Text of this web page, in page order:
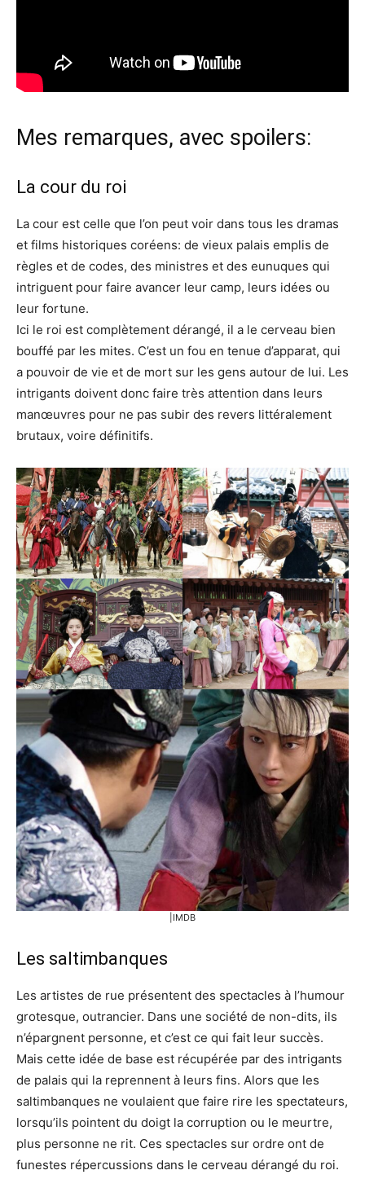
Mes remarques, avec spoilers:
La cour du roi
La cour est celle que l’on peut voir dans tous les dramas
et films historiques coréens: de vieux palais emplis de
règles et de codes, des ministres et des eunuques qui
intriguent pour faire avancer leur camp, leurs idées ou
leur fortune.
Ici le roi est complètement dérangé, il a le cerveau bien
bouffé par les mites. C’est un fou en tenue d’apparat, qui
a pouvoir de vie et de mort sur les gens autour de lui. Les
intrigants doivent donc faire très attention dans leurs
manœuvres pour ne pas subir des revers littéralement
brutaux, voire définitifs.
|IMDB
Les saltimbanques
Les artistes de rue présentent des spectacles à l’humour
grotesque, outrancier. Dans une société de non-dits, ils
n’épargnent personne, et c’est ce qui fait leur succès.
Mais cette idée de base est récupérée par des intrigants
de palais qui la reprennent à leurs fins. Alors que les
saltimbanques ne voulaient que faire rire les spectateurs,
lorsqu’ils pointent du doigt la corruption ou le meurtre,
plus personne ne rit. Ces spectacles sur ordre ont de
funestes répercussions dans le cerveau dérangé du roi.